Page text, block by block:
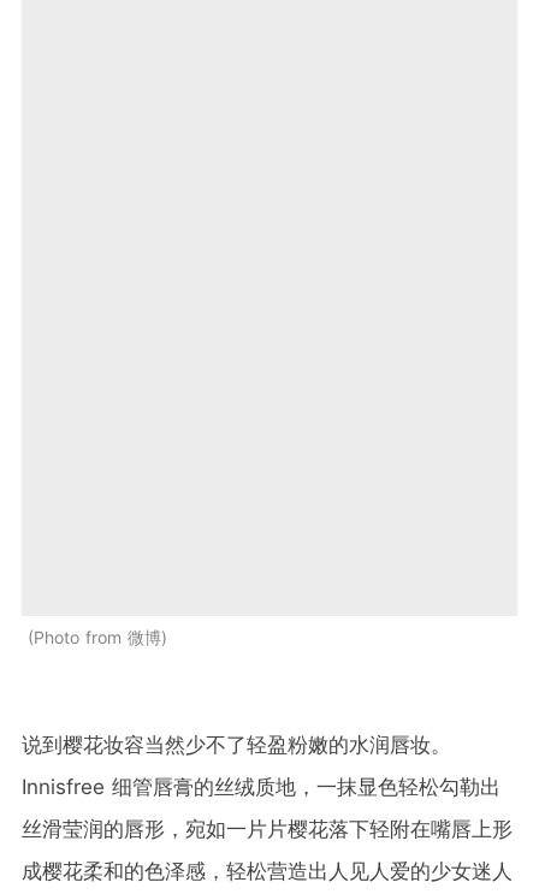
Photo from 微博
说到樱花妆容当然少不了轻盈粉嫩的水润唇妆。
Innisfree 细管唇膏的丝绒质地，一抹显色轻松勾勒出
丝滑莹润的唇形，宛如一片片樱花落下轻附在嘴唇上形
成樱花柔和的色泽感，轻松营造出人见人爱的少女迷人